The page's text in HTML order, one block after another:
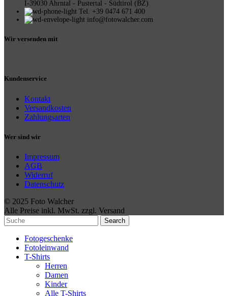
I-39030 Ahrntal - Pustertal - Südtirol (BZ)
Tel. +39 0474 671 400
info@fotowalcher.com
Wir versenden mit
Kundenservice
Kontakt
Versandkosten
Zahlungsarten
Wer sind wir
Impressum
AGB
Widerruf
Datenschutz
© 2025 Foto Walcher
Alle Preise inkl. MwSt. zzgl. Versand
Search
Fotogeschenke
Fotoleinwand
T-Shirts
Herren
Damen
Kinder
Alle T-Shirts